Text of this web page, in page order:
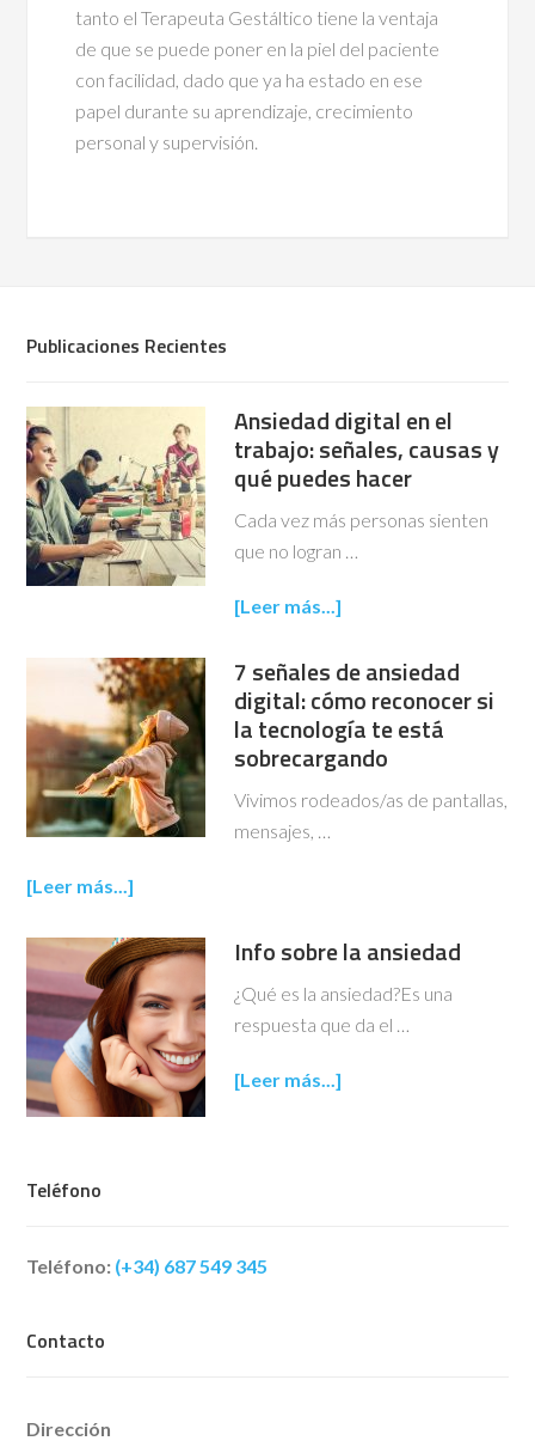
tanto el Terapeuta Gestáltico tiene la ventaja
de que se puede poner en la piel del paciente
con facilidad, dado que ya ha estado en ese
papel durante su aprendizaje, crecimiento
personal y supervisión.
Publicaciones Recientes
Ansiedad digital en el
trabajo: señales, causas y
qué puedes hacer
Cada vez más personas sienten
que no logran …
[Leer más...]
7 señales de ansiedad
digital: cómo reconocer si
la tecnología te está
sobrecargando
Vivimos rodeados/as de pantallas,
mensajes, …
[Leer más...]
Info sobre la ansiedad
¿Qué es la ansiedad?Es una
respuesta que da el …
[Leer más...]
Teléfono
Teléfono: (+34) 687 549 345
Contacto
Dirección